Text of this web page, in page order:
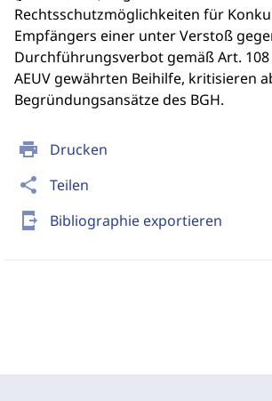
print Drucken
share Teilen
send_to_mobile Bibliographie exportieren
Rechtsschutzmöglichkeiten für
Empfängers einer unter Verstoß
Durchführungsverbot gemäß Art. 108
AEUV gewährten Beihilfe, kritisieren
Begründungsansätze des BGH.